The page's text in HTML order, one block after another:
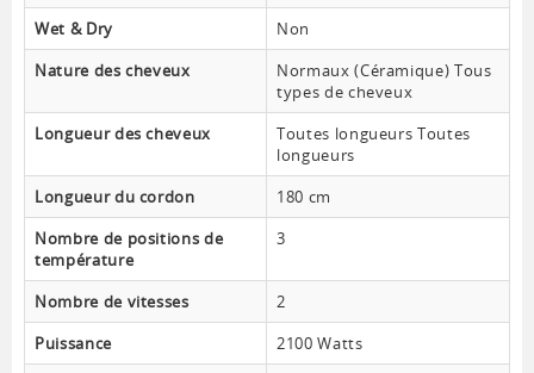
Wet & Dry
Non
Nature des cheveux
Normaux (Céramique) Tous
types de cheveux
Longueur des cheveux
Toutes longueurs Toutes
longueurs
Longueur du cordon
180 cm
Nombre de positions de
température
3
Nombre de vitesses
2
Puissance
2100 Watts